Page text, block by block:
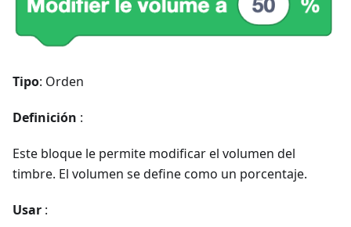
Tipo: Orden
Definición :
Este bloque le permite modificar el volumen del
timbre. El volumen se define como un porcentaje.
Usar :